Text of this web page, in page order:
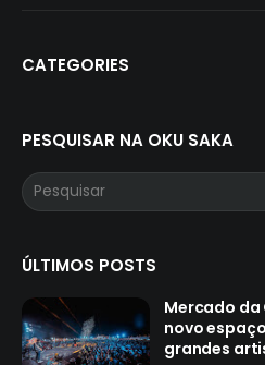
CATEGORIES
PESQUISAR NA OKU SAKA
ÚLTIMOS POSTS
Mercado da
novo
grandes